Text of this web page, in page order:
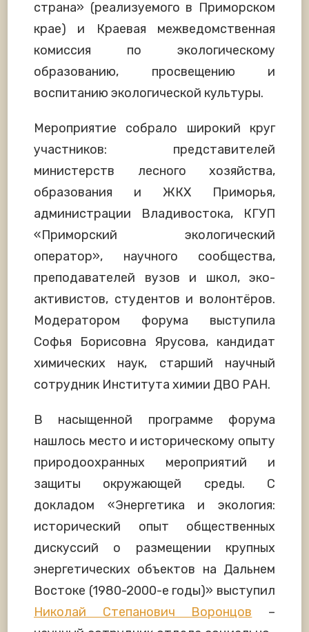
страна» (реализуемого в Приморском
крае) и Краевая межведомственная
комиссия по экологическому
образованию, просвещению и
воспитанию экологической культуры.
Мероприятие собрало широкий круг
участников: представителей
министерств лесного хозяйства,
образования и ЖКХ Приморья,
администрации Владивостока, КГУП
«Приморский экологический
оператор», научного сообщества,
преподавателей вузов и школ, эко-
активистов, студентов и волонтёров.
Модератором форума выступила
Софья Борисовна Ярусова, кандидат
химических наук, старший научный
сотрудник Института химии ДВО РАН.
В насыщенной программе форума
нашлось место и историческому опыту
природоохранных мероприятий и
защиты окружающей среды. С
докладом «Энергетика и экология:
исторический опыт общественных
дискуссий о размещении крупных
энергетических объектов на Дальнем
Востоке (1980-2000-е годы)» выступил
Николай Степанович Воронцов –